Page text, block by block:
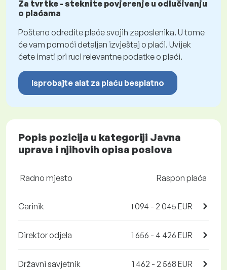
Za tvrtke - steknite povjerenje u odlučivanju
o plaćama
Pošteno odredite plaće svojih zaposlenika. U tome
će vam pomoći detaljan izvještaj o plaći. Uvijek
ćete imati pri ruci relevantne podatke o plaći.
Isprobajte alat za plaću besplatno
Popis pozicija u kategoriji Javna
uprava i njihovih opisa poslova
Radno mjesto Raspon plaća
Carinik 1 094 - 2 045 EUR
Direktor odjela 1 656 - 4 426 EUR
Državni savjetnik 1 462 - 2 568 EUR